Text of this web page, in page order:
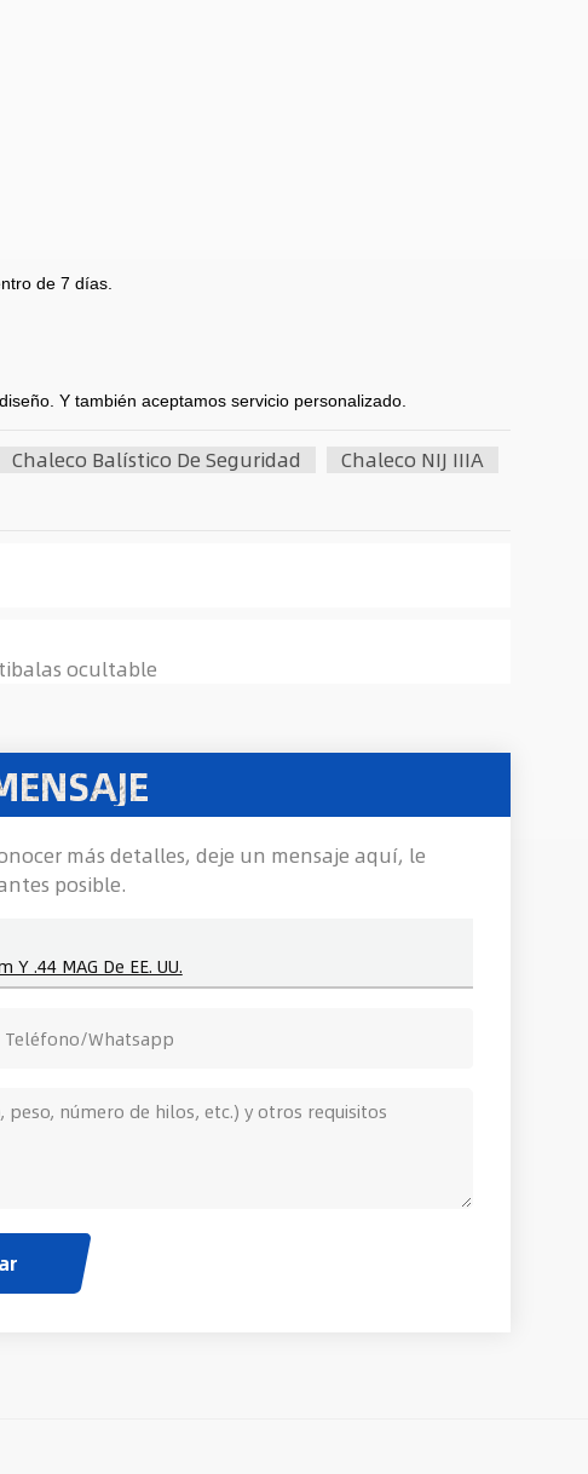
de 7 días.
Y también aceptamos servicio personalizado.
Chaleco Balístico De Seguridad
Chaleco NIJ IIIA
ocultable
más detalles, deje un mensaje aquí, le
posible.
.44 MAG De EE. UU.